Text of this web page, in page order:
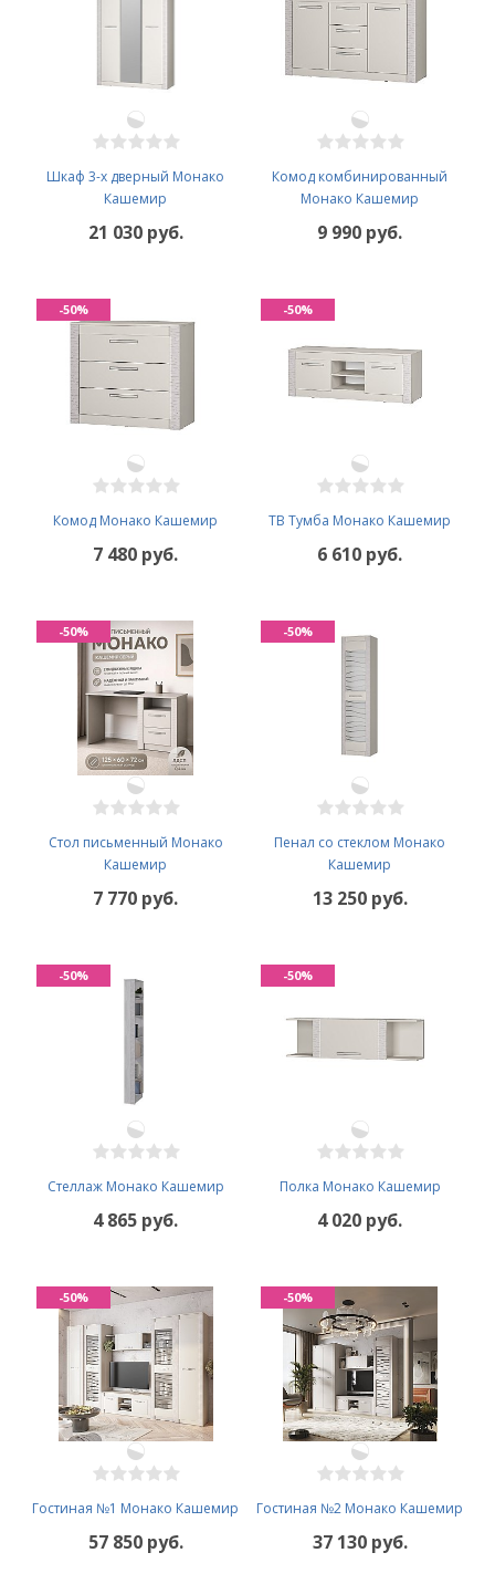
Шкаф 3-х дверный Монако
Кашемир
21 030 руб.
Комод комбинированный
Монако Кашемир
9 990 руб.
Комод Монако Кашемир
7 480 руб.
-50%
ТВ Тумба Монако Кашемир
6 610 руб.
-50%
Стол письменный Монако
Кашемир
7 770 руб.
-50%
Пенал со стеклом Монако
Кашемир
13 250 руб.
-50%
Стеллаж Монако Кашемир
4 865 руб.
-50%
Полка Монако Кашемир
4 020 руб.
-50%
Гостиная №1 Монако Кашемир
57 850 руб.
-50%
Гостиная №2 Монако Кашемир
37 130 руб.
-50%